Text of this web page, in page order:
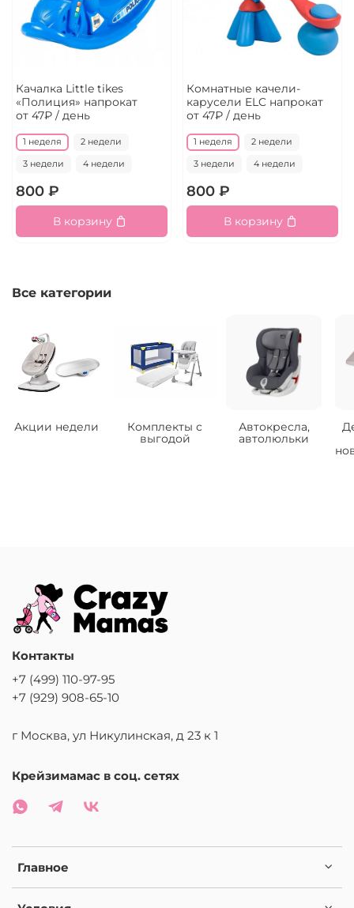
Качалка Little tikes
«Полиция» напрокат
от 47₽ / день
1 неделя 2 недели
3 недели 4 недели
800 ₽
В корзину
Комнатные качели-
карусели ELC напрокат
от 47₽ / день
1 неделя 2 недели
3 недели 4 недели
800 ₽
В корзину
Все категории
Акции недели
Комплекты с
выгодой
Автокресла,
автолюльки
Главное
Контакты
+7 (499) 110-97-95
+7 (929) 908-65-10
г Москва, ул Никулинская, д 23 к 1
Крейзимамас в соц. сетях